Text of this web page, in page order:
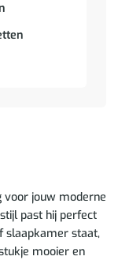
voor jouw moderne
past hij perfect
slaapkamer staat,
mooier en